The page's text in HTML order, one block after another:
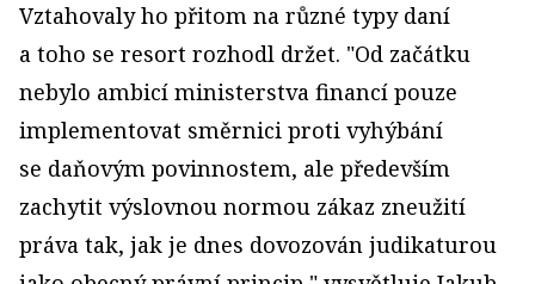
Vztahovaly ho přitom na různé typy daní
a toho se resort rozhodl držet. "Od začátku
nebylo ambicí ministerstva financí pouze
implementovat směrnici proti vyhýbání
se daňovým povinnostem, ale především
zachytit výslovnou normou zákaz zneužití
práva tak, jak je dnes dovozován judikaturou